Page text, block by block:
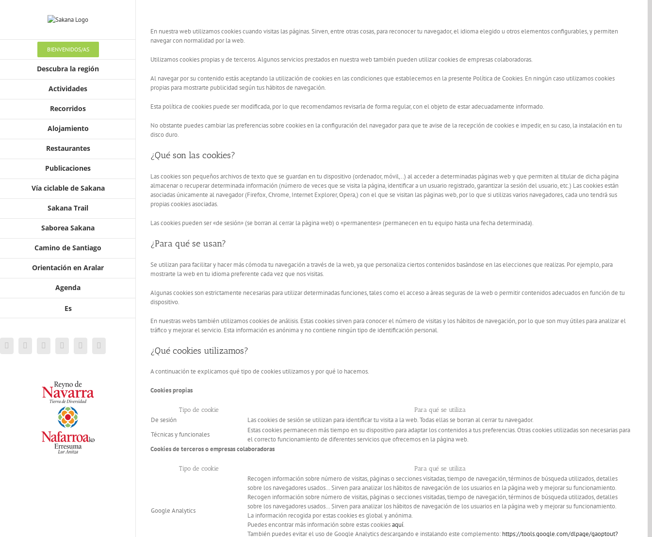
BIENVENIDOS/AS
Descubra la región
Actividades
Recorridos
Alojamiento
Restaurantes
Publicaciones
Vía ciclable de Sakana
Sakana Trail
Saborea Sakana
Camino de Santiago
Orientación en Aralar
Agenda
Es
FacebookTwitter InstagramYouTubeVimeo
En nuestra web utilizamos cookies cuando visitas las páginas. Sirven, entre otras cosas, para reconocer tu navegador, el idioma elegido u otros elementos configurables, y permiten
navegar con normalidad por la web.
Utilizamos cookies propias y de terceros. Algunos servicios prestados en nuestra web también pueden utilizar cookies de empresas colaboradoras.
Al navegar por su contenido estás aceptando la utilización de cookies en las condiciones que establecemos en la presente Política de Cookies. En ningún caso utilizamos cookies
propias para mostrarte publicidad según tus hábitos de navegación.
Esta política de cookies puede ser modificada, por lo que recomendamos revisarla de forma regular, con el objeto de estar adecuadamente informado.
No obstante puedes cambiar las preferencias sobre cookies en la configuración del navegador para que te avise de la recepción de cookies e impedir, en su caso, la instalación en tu
disco duro.
¿Qué son las cookies?
Las cookies son pequeños archivos de texto que se guardan en tu dispositivo (ordenador, móvil,..) al acceder a determinadas páginas web y que permiten al titular de dicha página
almacenar o recuperar determinada información (número de veces que se visita la página, identificar a un usuario registrado, garantizar la sesión del usuario, etc.) Las cookies están
asociadas únicamente al navegador (Firefox, Chrome, Internet Explorer, Opera,) con el que se visitan las páginas web, por lo que si utilizas varios navegadores, cada uno tendrá sus
propias cookies asociadas.
Las cookies pueden ser «de sesión» (se borran al cerrar la página web) o «permanentes» (permanecen en tu equipo hasta una fecha determinada).
¿Para qué se usan?
Se utilizan para facilitar y hacer más cómoda tu navegación a través de la web, ya que personaliza ciertos contenidos basándose en las elecciones que realizas. Por ejemplo, para
mostrarte la web en tu idioma preferente cada vez que nos visitas.
Algunas cookies son estrictamente necesarias para utilizar determinadas funciones, tales como el acceso a áreas seguras de la web o permitir contenidos adecuados en función de tu
dispositivo.
En nuestras webs también utilizamos cookies de análisis. Estas cookies sirven para conocer el número de visitas y los hábitos de navegación, por lo que son muy útiles para analizar el
tráfico y mejorar el servicio. Esta información es anónima y no contiene ningún tipo de identificación personal.
¿Qué cookies utilizamos?
A continuación te explicamos qué tipo de cookies utilizamos y por qué lo hacemos.
Cookies propias
Tipo de cookie Para qué se utiliza
De sesión
Las cookies de sesión se utilizan para identificar tu visita a la web. Todas ellas se borran al cerrar tu navegador.
Técnicas y funcionales
Estas cookies permanecen más tiempo en su dispositivo para adaptar los contenidos a tus preferencias. Otras cookies utilizadas son necesarias para
el correcto funcionamiento de diferentes servicios que ofrecemos en la página web.
Cookies de terceros o empresas colaboradoras
Tipo de cookie Para qué se utiliza
Google Analytics
Recogen información sobre número de visitas, páginas o secciones visitadas, tiempo de navegación, términos de búsqueda utilizados, detalles
sobre los navegadores usados… Sirven para analizar los hábitos de navegación de los usuarios en la página web y mejorar su funcionamiento.
Recogen información sobre número de visitas, páginas o secciones visitadas, tiempo de navegación, términos de búsqueda utilizados, detalles
sobre los navegadores usados… Sirven para analizar los hábitos de navegación de los usuarios en la página web y mejorar su funcionamiento.
La información recogida por estas cookies es global y anónima.
Puedes encontrar más información sobre estas cookiesaquí.
También puedes evitar el uso de Google Analytics descargando e instalando este complemento: https://tools.google.com/dlpage/gaoptout?